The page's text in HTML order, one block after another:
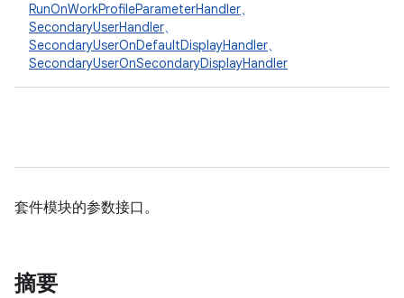
RunOnWorkProfileParameterHandler、
SecondaryUserHandler、
SecondaryUserOnDefaultDisplayHandler、
SecondaryUserOnSecondaryDisplayHandler
套件模块的参数接口。
摘要